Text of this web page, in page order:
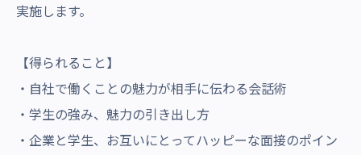
実施します。
【得られること】
・自社で働くことの魅力が相手に伝わる会話術
・学生の強み、魅力の引き出し方
・企業と学生、お互いにとってハッピーな面接のポイン